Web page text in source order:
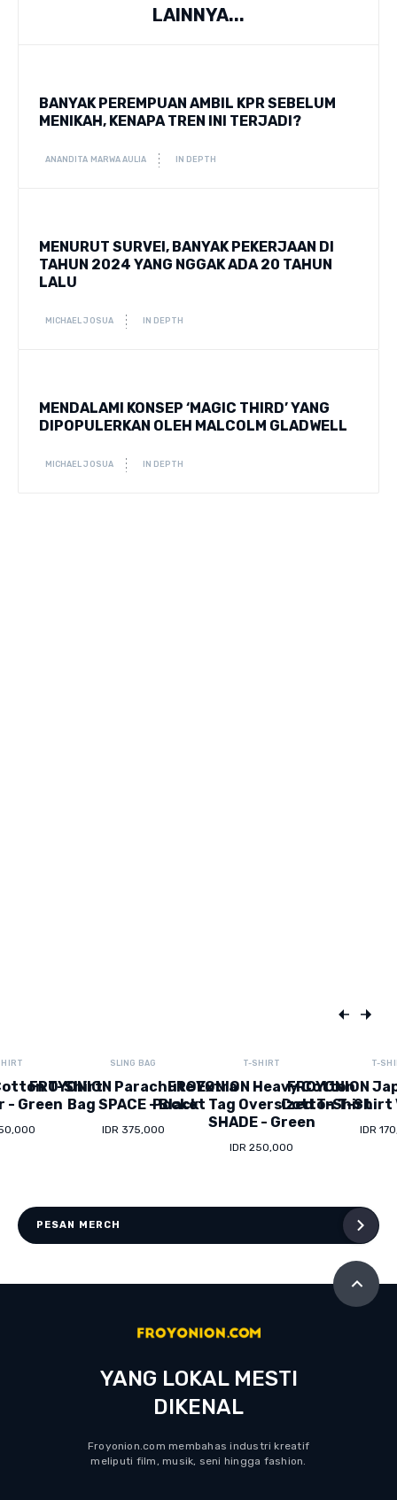
LAINNYA...
BANYAK PEREMPUAN AMBIL KPR SEBELUM
MENIKAH, KENAPA TREN INI TERJADI?
ANANDITA MARWA AULIA IN DEPTH
MENURUT SURVEI, BANYAK PEKERJAAN DI
TAHUN 2024 YANG NGGAK ADA 20 TAHUN
LALU
MICHAEL JOSUA IN DEPTH
MENDALAMI KONSEP ‘MAGIC THIRD’ YANG
DIPOPULERKAN OLEH MALCOLM GLADWELL
MICHAEL JOSUA IN DEPTH
T-Shirt
- Green
SLING BAG
FROYONION Parachute Extra
Bag SPACE - Black
IDR 375,000
T-SHIRT
FROYONION Heavy Cotton
Pocket Tag Oversized T-Shirt
SHADE - Green
IDR 250,000
T-
FROYONION
Cotton T-Shirt
IDR
PESAN MERCH
YANG LOKAL MESTI
DIKENAL
Froyonion.com membahas industri kreatif
meliputi film, musik, seni hingga fashion.